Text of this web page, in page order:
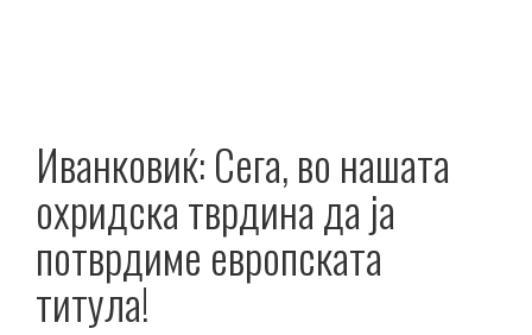
Иванковиќ: Сега, во нашата
охридска тврдина да ја
потврдиме европската
титула!